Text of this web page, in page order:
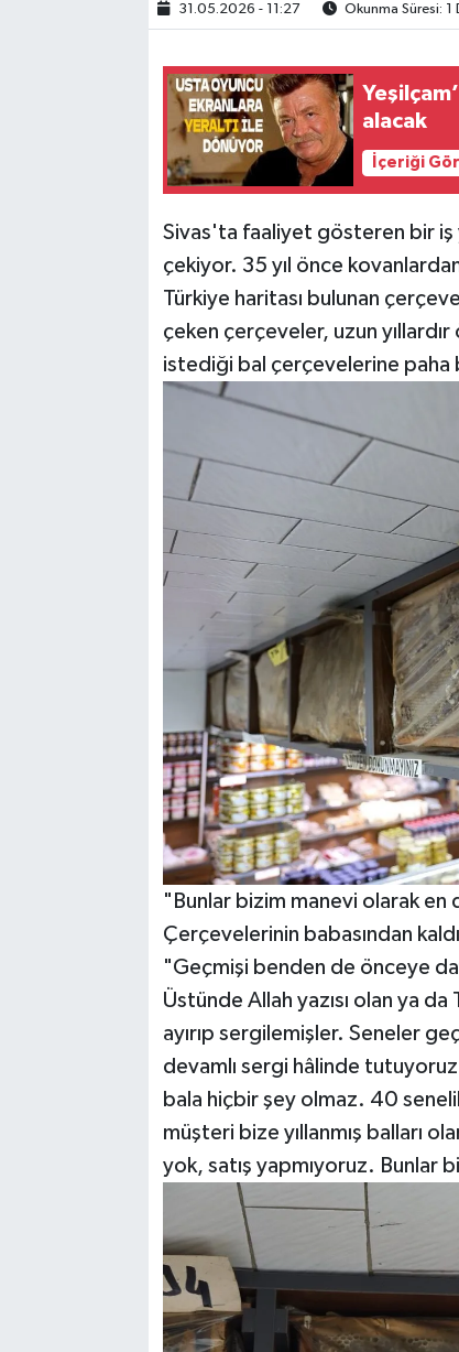
31.05.2026 - 11:27 Okunma Süresi: 1
alacak
İçeriği
Sivas'ta faaliyet gösteren bir iş
çekiyor. 35 yıl önce kovanlardan
Türkiye haritası bulunan
çeken çerçeveler, uzun
istediği bal çerçevelerine paha
"Bunlar bizim manevi olarak en
Çerçevelerinin babasından
"Geçmişi benden de önceye
Üstünde Allah yazısı olan ya
ayırıp sergilemişler. Seneler
devamlı sergi hâlinde
bala hiçbir şey olmaz. 40
müşteri bize yıllanmış balları
yok, satış yapmıyoruz. Bunlar